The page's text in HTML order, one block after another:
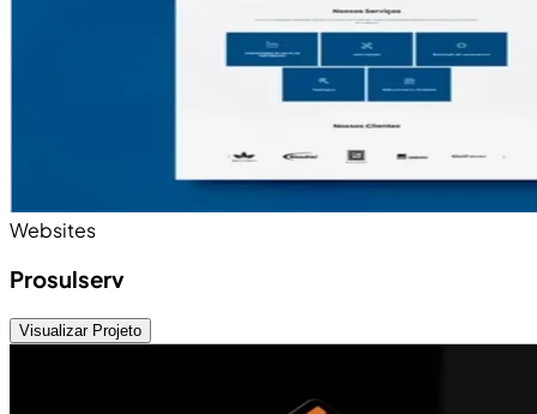
Websites
Prosulserv
Visualizar Projeto